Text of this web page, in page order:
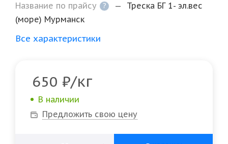
Название по прайсу
? —
Треска БГ 1- эл.вес
(море) Мурманск
Все характеристики
650 ₽/кг
В наличии
Предложить свою цену